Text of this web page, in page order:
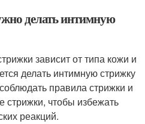
делать интимную
зависит от типа кожи и
делать интимную стрижку
правила стрижки и
стрижки, чтобы избежать
реакций.